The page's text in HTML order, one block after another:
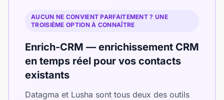
AUCUN NE CONVIENT PARFAITEMENT ? UNE
TROISIÈME OPTION À CONNAÎTRE
Enrich-CRM — enrichissement CRM
en temps réel pour vos contacts
existants
Datagma et Lusha sont tous deux des outils